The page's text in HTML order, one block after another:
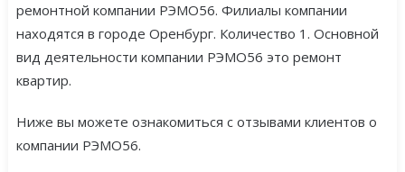
ремонтной компании РЭМО56. Филиалы компании
находятся в городе Оренбург. Количество 1. Основной
вид деятельности компании РЭМО56 это ремонт
квартир.
Ниже вы можете ознакомиться с отзывами клиентов о
компании РЭМО56.